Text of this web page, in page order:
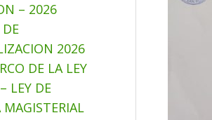
– 2026
DE
2026
DE LA LEY
LEY DE
MAGISTERIAL